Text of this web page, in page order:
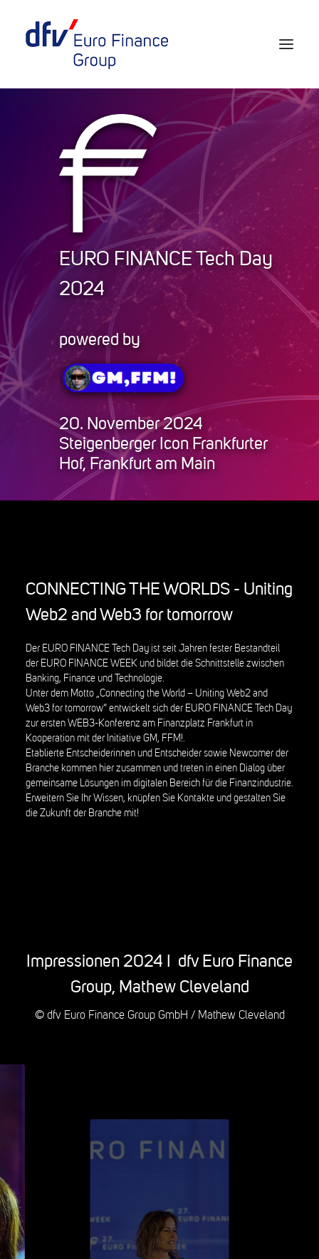
Events 2026/2027
Tickets 29th EURO FINANCE WEEK
European Banker of the Year
Rückblick
Über uns
Search
EURO FINANCE Tech Day
2024
powered by
20. November 2024
Steigenberger Icon Frankfurter
Hof, Frankfurt am Main
CONNECTING THE WORLDS - Uniting
Web2 and Web3 for tomorrow
Der EURO FINANCE Tech Day ist seit Jahren fester Bestandteil
der EURO FINANCE WEEK und bildet die Schnittstelle zwischen
Banking, Finance und Technologie.
Unter dem Motto „Connecting the World – Uniting Web2 and
Web3 for tomorrow“ entwickelt sich der EURO FINANCE Tech Day
zur ersten WEB3-Konferenz am Finanzplatz Frankfurt in
Kooperation mit der Initiative GM, FFM!.
Etablierte Entscheiderinnen und Entscheider sowie Newcomer der
Branche kommen hier zusammen und treten in einen Dialog über
gemeinsame Lösungen im digitalen Bereich für die Finanzindustrie.
Erweitern Sie Ihr Wissen, knüpfen Sie Kontakte und gestalten Sie
die Zukunft der Branche mit!
Impressionen 2024 I dfv Euro Finance
Group, Mathew Cleveland
© dfv Euro Finance Group GmbH / Mathew Cleveland